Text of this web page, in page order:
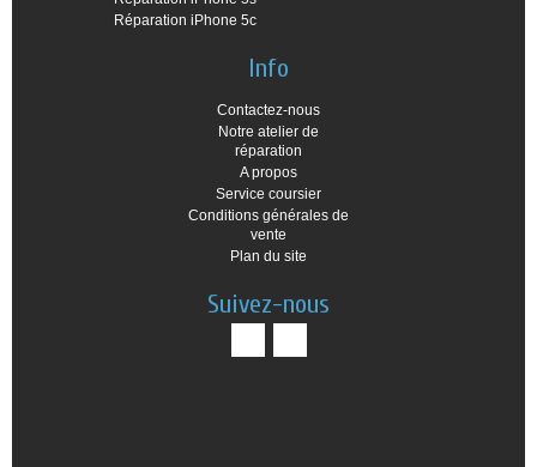
Réparation iPhone 5c
Info
Contactez-nous
Notre atelier de
réparation
A propos
Service coursier
Conditions générales de
vente
Plan du site
Suivez-nous